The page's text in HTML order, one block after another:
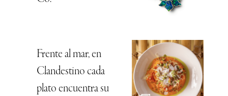
Frente al mar, en
Clandestino cada
plato encuentra su